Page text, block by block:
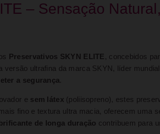
– Sensação
Preservativos SKYN ELITE , concebidos
versão ultrafina da marca SKYN, líder
a segurança
e sem látex (poliisopreno), estes
fino e textura ultra macia, oferecem uma
de longa duração contribuem para